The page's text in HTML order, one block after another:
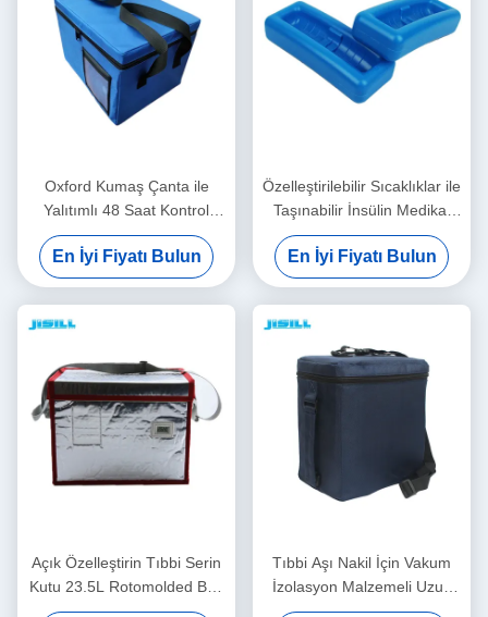
Oxford Kumaş Çanta ile
Yalıtımlı 48 Saat Kontrol
Sıcaklığı Tıbbi Buz Kutusu
En İyi Fiyatı Bulun
Özelleştirilebilir Sıcaklıklar ile
Taşınabilir İnsülin Medikal
Buz Kutusu, Kolay Temizlenir
En İyi Fiyatı Bulun
Açık Özelleştirin Tıbbi Serin
Kutu 23.5L Rotomolded Buz
Kutusu Için Taşınabilir
Tıbbi Aşı Nakil İçin Vakum
İzolasyon Malzemeli Uzun
Ömürlü Tıbbi Soğuk Kutu